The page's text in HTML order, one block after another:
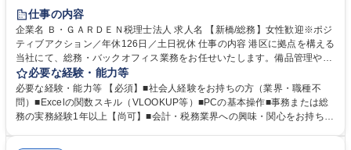
賞与あり
完全週休2日制
服装自由
仕事の内容
企業名 Ｂ・ＧＡＲＤＥＮ税理士法人 求人名 【新橋/総務】女性歓迎※ポジ
ティブアクション／年休126日／土日祝休 仕事の内容 港区に拠点を構える
当社にて、総務・バックオフィス業務をお任せいたします。備品管理や来
客対応から、経理サポート、社会保険手続き、さらには新たなシステム導
入の検討まで、幅広く組織を支える役割です。 ■備品発注・在庫管理、郵
送物対応、電話・来客対応 ■金融機関への外出業務（入出金管理補助）、
福利厚生・社内イベントの運営管理 ■社内ルールの整備、職場環境の改善
必要な経験・能力等
必要な経験・能力等 【必須】■社会人経験をお持ちの方（業界・職種不
問）■Excelの関数スキル（VLOOKUP等）■PCの基本操作■事務または総
務の実務経験1年以上【尚可】■会計・税務業界への興味・関心をお持ちの